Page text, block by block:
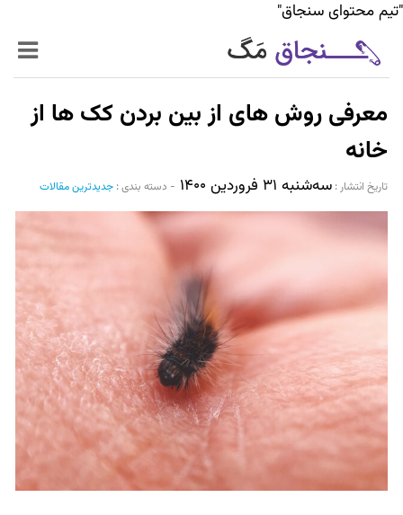
"تیم محتوای سنجاق"
سیر تا پیاز خدمات
World Mag
بازار آنلاین سنجاق
معرفی روش های از بین بردن کک ها از
خانه
تاریخ انتشار :‌ سه‌شنبه ۳۱ فروردین ۱۴۰۰ - دسته بندی : جدیدترین مقالات